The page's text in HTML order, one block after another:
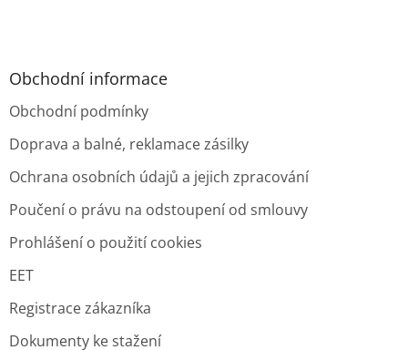
Obchodní informace
Obchodní podmínky
Doprava a balné, reklamace zásilky
Ochrana osobních údajů a jejich zpracování
Poučení o právu na odstoupení od smlouvy
Prohlášení o použití cookies
EET
Registrace zákazníka
Dokumenty ke stažení